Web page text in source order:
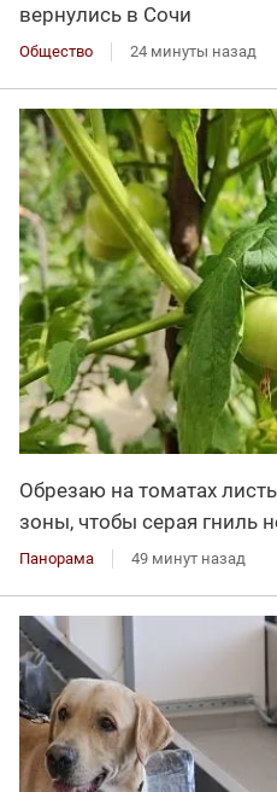
вернулись в Сочи
Общество 24 минуты назад
Обрезаю на томатах
зоны, чтобы серая гниль
Панорама 49 минут назад